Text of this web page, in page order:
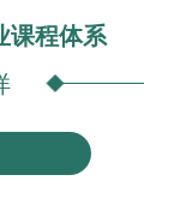
课程体系